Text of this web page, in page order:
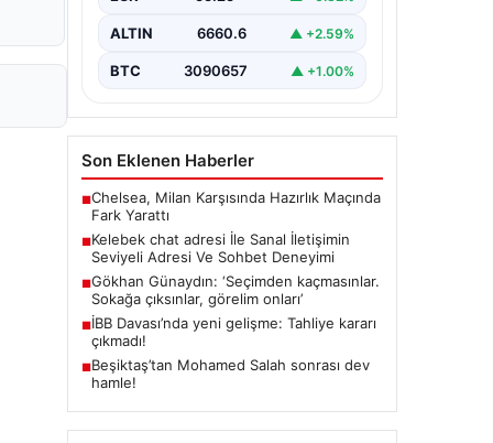
bir biçimde irtibat kurması kritik bir
olarak…
ALTIN 6660.6 ▲ +2.59%
BTC 3090657 ▲ +1.00%
Son Eklenen Haberler
■Chelsea, Milan Karşısında Hazırlık Maçında
Fark Yarattı
■Kelebek chat adresi İle Sanal İletişimin
Seviyeli Adresi Ve Sohbet Deneyimi
■Gökhan Günaydın: ‘Seçimden kaçmasınlar.
Sokağa çıksınlar, görelim onları’
■İBB Davası’nda yeni gelişme: Tahliye kararı
çıkmadı!
■Beşiktaş’tan Mohamed Salah sonrası dev
hamle!